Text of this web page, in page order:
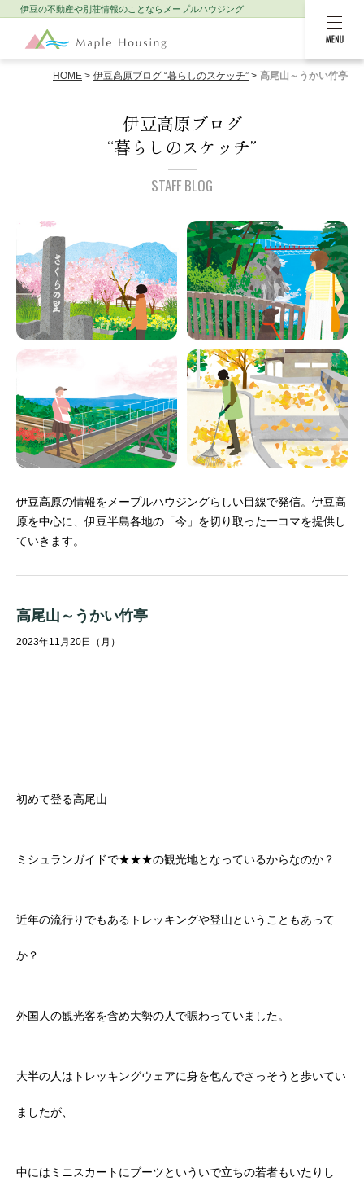
MENU
伊豆の不動産や別荘情報のことなら メープルハウジング
HOME 伊豆高原ブログ “暮らしのスケッチ” 高尾山～うかい竹亭
伊豆高原ブログ
“暮らしのスケッチ”
STAFF BLOG
伊豆高原の情報をメープルハウジングらしい目線で発信。 伊豆高
原を中心に、伊豆半島各地の「今」を切り取った一コマを提供し
ていきます。
高尾山～うかい竹亭
2023年11月20日（月）
初めて登る高尾山
ミシュランガイドで★★★の観光地となっているからなのか？
近年の流行りでもあるトレッキングや登山ということもあって
か？
外国人の観光客を含め大勢の人で賑わっていました。
大半の人はトレッキングウェアに身を包んでさっそうと歩いてい
ましたが、
中にはミニスカートにブーツといういで立ちの若者もいたりし